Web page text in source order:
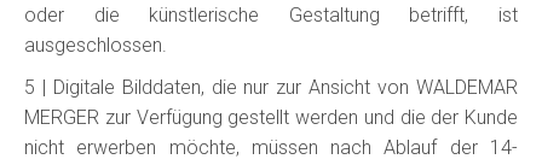
oder die künstlerische Gestaltung betrifft, ist
ausgeschlossen.
5 | Digitale Bilddaten, die nur zur Ansicht von WALDEMAR
MERGER zur Verfügung gestellt werden und die der Kunde
nicht erwerben möchte, müssen nach Ablauf der 14-